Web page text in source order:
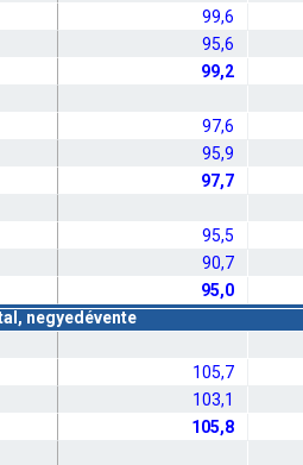
99,6
95,6
99,2
97,6
95,9
97,7
95,5
90,7
95,0
negyedévente
105,7
103,1
105,8